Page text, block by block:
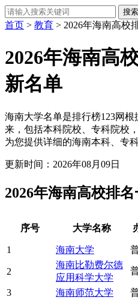
首页 > 教育 > 2026年海南高校
2026年海南高
新名单
海南大学名单是排行榜123网
来，包括本科院校、专科院校
为您提供详细的海南本科、专
更新时间：2026年08月09日
2026年海南高校排
序号 大学名称
1
海南大学
2
海南比勒费尔德
应用科学大学
3 海南师范大学